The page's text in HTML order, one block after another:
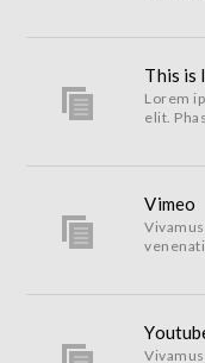
This is
Lorem
elit.
Vimeo